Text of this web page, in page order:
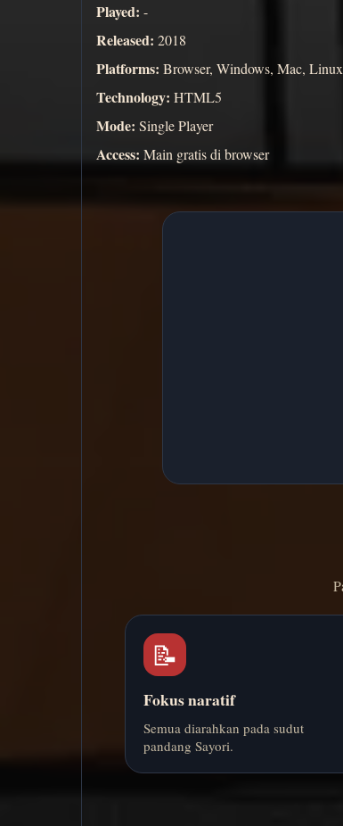
Played: -
Released: 2018
Platforms: Browser, Windows, Mac, Linux
Technology: HTML5
Mode: Single Player
Access: Main gratis di browser
📝
Fokus naratif
Semua diarahkan pada sudut
pandang Sayori.